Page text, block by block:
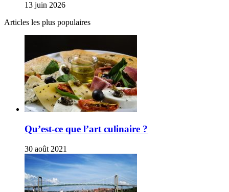
13 juin 2026
Articles les plus populaires
Qu’est-ce que l’art culinaire ?
30 août 2021